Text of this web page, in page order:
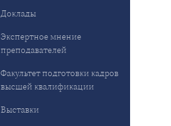
Доклады
Экспертное мнение
преподавателей
Факультет подготовки кадров
высшей квалификации
Выставки